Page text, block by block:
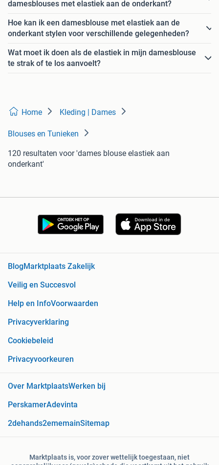
damesblouses met elastiek aan de onderkant?
Hoe kan ik een damesblouse met elastiek aan de
onderkant stylen voor verschillende gelegenheden?
Wat moet ik doen als de elastiek in mijn damesblouse
te strak of te los aanvoelt?
Home Kleding | Dames
Blouses en Tunieken
120 resultaten voor 'dames blouse elastiek aan
onderkant'
Blog Marktplaats Zakelijk
Veilig en Succesvol
Help en InfoVoorwaarden
Privacyverklaring
Cookiebeleid
Privacyvoorkeuren
Over MarktplaatsWerken bij
PerskamerAdevinta
2dehands2ememainSitemap
Marktplaats is, voor zover wettelijk toegestaan, niet